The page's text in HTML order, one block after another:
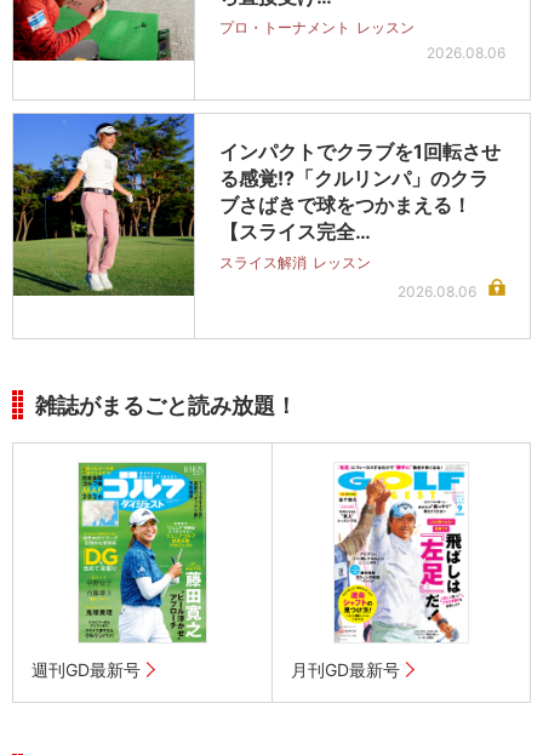
プロ・トーナメント レッスン
2026.08.06
インパクトでクラブを1回転させ
る感覚!?「クルリンパ」のクラ
ブさばきで球をつかまえる！
【スライス完全…
スライス解消 レッスン
2026.08.06
雑誌がまるごと読み放題！
週刊GD最新号 月刊GD最新号